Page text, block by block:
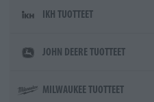
IKH TUOTTEET
JOHN DEERE TUOTTEET
MILWAUKEE TUOTTEET